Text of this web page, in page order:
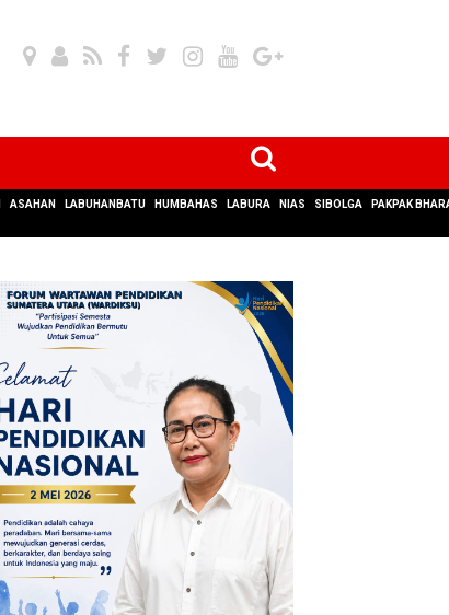
ASAHAN LABUHANBATU HUMBAHAS LABURA NIAS SIBOLGA PAKPAK